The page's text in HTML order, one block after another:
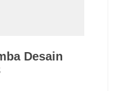
Desain